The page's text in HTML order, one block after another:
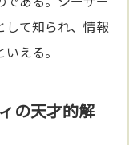
して知られ、情報
える。
の天才的解